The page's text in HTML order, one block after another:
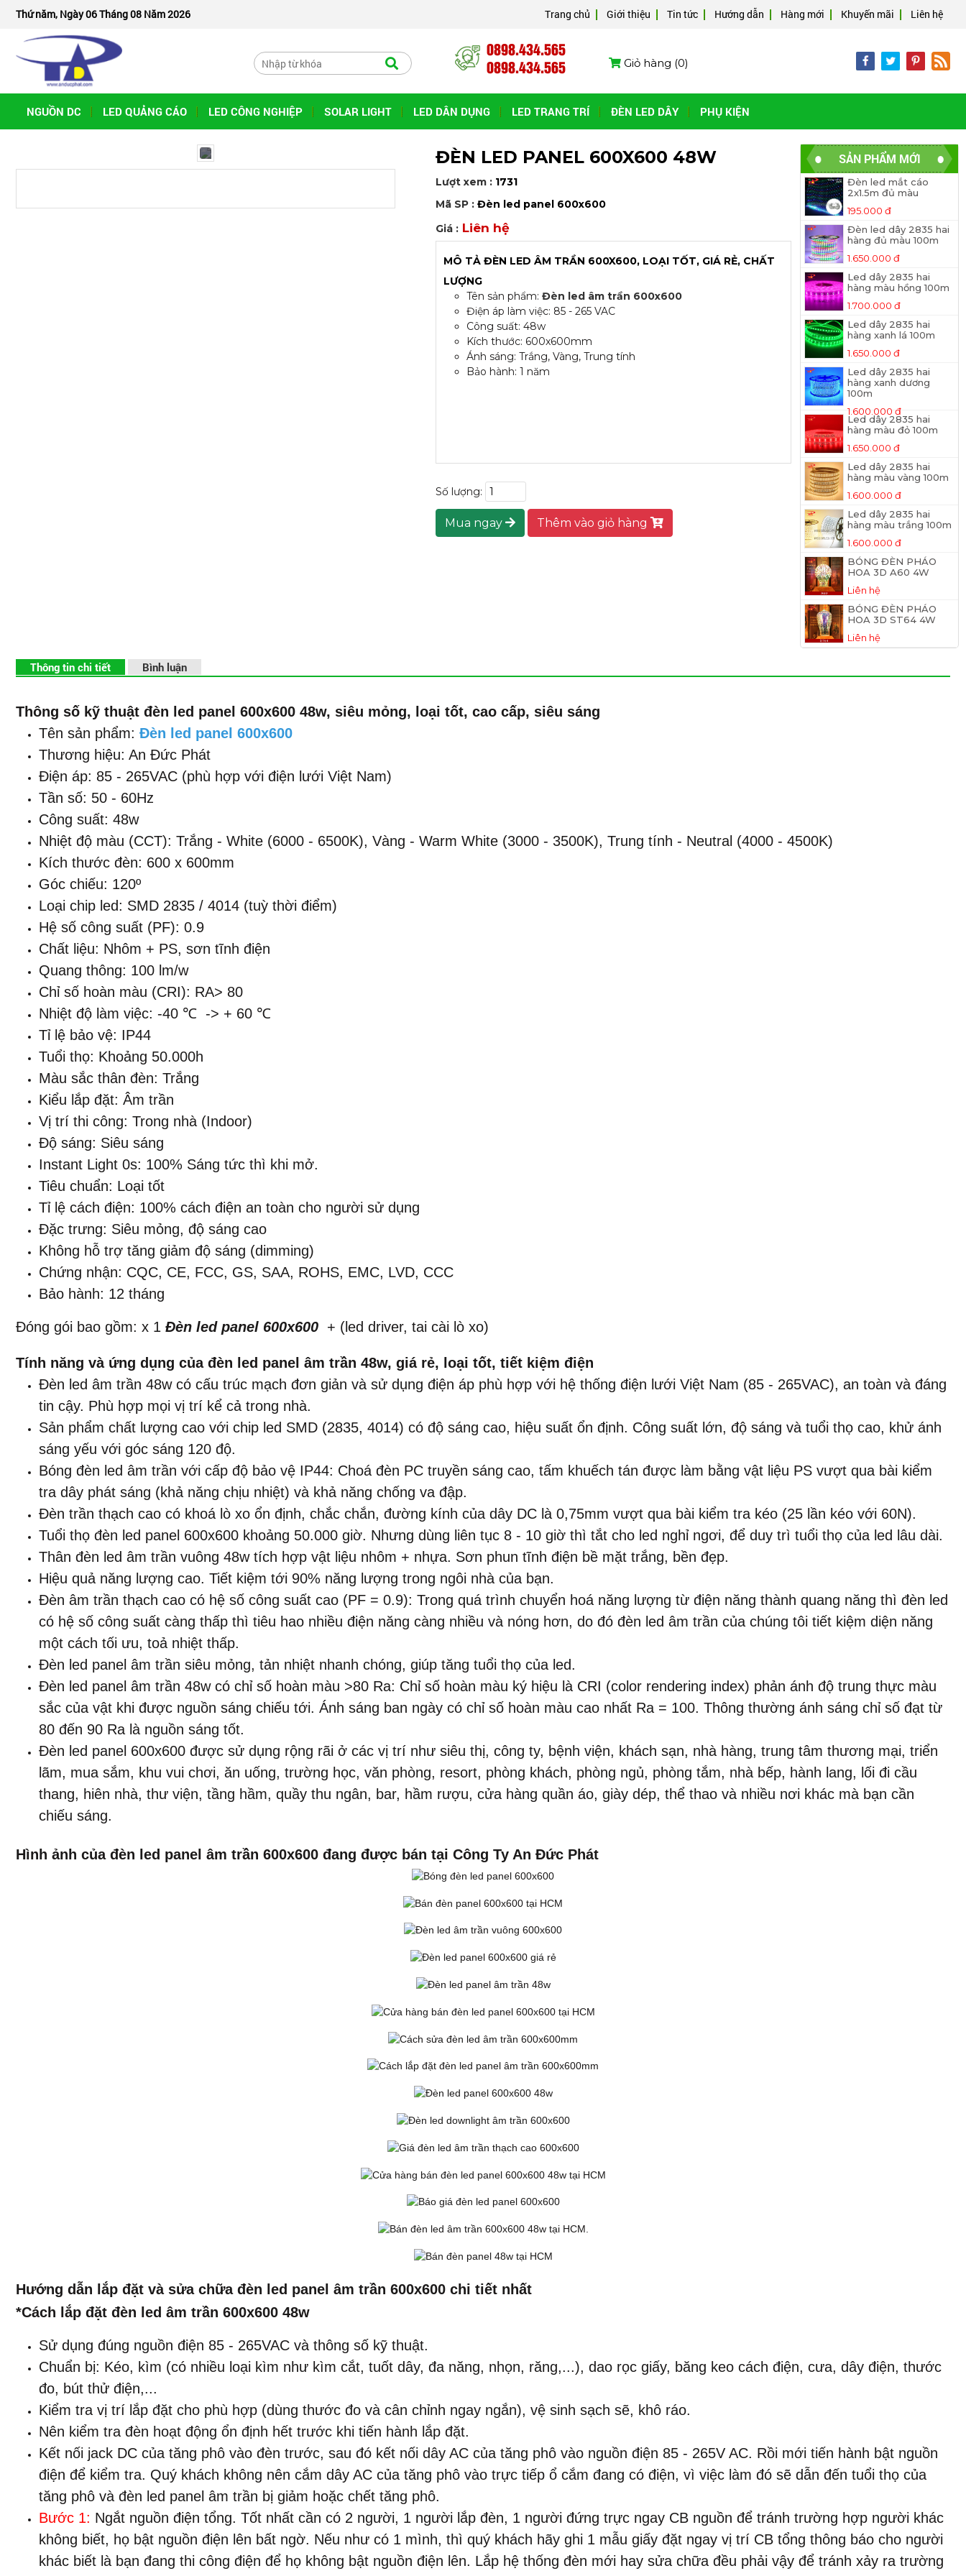
Thứ năm, Ngày 06 Tháng 08 Năm 2026 Trang chủ Giới thiệu Tin tức Hướng dẫn Hàng mới Khuyến mãi Liên hệ
0898.434.565
0898.434.565
Giỏ hàng (0)
NGUỒN DC LED QUẢNG CÁO LED CÔNG NGHIỆP SOLAR LIGHT LED DÂN DỤNG LED TRANG TRÍ ĐÈN LED DÂY PHỤ KIỆN
ĐÈN LED PANEL 600X600 48W
Lượt xem : 1731
Mã SP : Đèn led panel 600x600
Giá : Liên hệ
MÔ TẢ ĐÈN LED ÂM TRẦN 600X600, LOẠI TỐT, GIÁ RẺ, CHẤT
LƯỢNG
Tên sản phẩm: Đèn led âm trần 600x600
Điện áp làm việc: 85 - 265 VAC
Công suất: 48w
Kích thước: 600x600mm
Ánh sáng: Trắng, Vàng, Trung tính
Bảo hành: 1 năm
Số lượng:
Mua ngay Thêm vào giỏ hàng
SẢN PHẨM MỚI
Đèn led mắt cáo
2x1.5m đủ màu
195.000 đ
Đèn led dây 2835 hai
hàng đủ màu 100m
1.650.000 đ
Led dây 2835 hai
hàng màu hồng 100m
1.700.000 đ
Led dây 2835 hai
hàng xanh lá 100m
1.650.000 đ
Led dây 2835 hai
hàng xanh dương
100m
1.600.000 đ
Led dây 2835 hai
hàng màu đỏ 100m
1.650.000 đ
Led dây 2835 hai
hàng màu vàng 100m
1.600.000 đ
Led dây 2835 hai
hàng màu trắng 100m
1.600.000 đ
BÓNG ĐÈN PHÁO
HOA 3D A60 4W
Liên hệ
BÓNG ĐÈN PHÁO
HOA 3D ST64 4W
Liên hệ
Thông tin chi tiết Bình luận
Thông số kỹ thuật đèn led panel 600x600 48w, siêu mỏng, loại tốt, cao cấp, siêu sáng
Tên sản phẩm: Đèn led panel 600x600
Thương hiệu: An Đức Phát
Điện áp: 85 - 265VAC (phù hợp với điện lưới Việt Nam)
Tần số: 50 - 60Hz
Công suất: 48w
Nhiệt độ màu (CCT): Trắng - White (6000 - 6500K), Vàng - Warm White (3000 - 3500K), Trung tính - Neutral (4000 - 4500K)
Kích thước đèn: 600 x 600mm
Góc chiếu: 120º
Loại chip led: SMD 2835 / 4014 (tuỳ thời điểm)
Hệ số công suất (PF): 0.9
Chất liệu: Nhôm + PS, sơn tĩnh điện
Quang thông: 100 lm/w
Chỉ số hoàn màu (CRI): RA> 80
Nhiệt độ làm việc: -40 ℃ -> + 60 ℃
Tỉ lệ bảo vệ: IP44
Tuổi thọ: Khoảng 50.000h
Màu sắc thân đèn: Trắng
Kiểu lắp đặt: Âm trần
Vị trí thi công: Trong nhà (Indoor)
Độ sáng: Siêu sáng
Instant Light 0s: 100% Sáng tức thì khi mở.
Tiêu chuẩn: Loại tốt
Tỉ lệ cách điện: 100% cách điện an toàn cho người sử dụng
Đặc trưng: Siêu mỏng, độ sáng cao
Không hỗ trợ tăng giảm độ sáng (dimming)
Chứng nhận: CQC, CE, FCC, GS, SAA, ROHS, EMC, LVD, CCC
Bảo hành: 12 tháng
Đóng gói bao gồm: x 1 Đèn led panel 600x600 + (led driver, tai cài lò xo)
Tính năng và ứng dụng của đèn led panel âm trần 48w, giá rẻ, loại tốt, tiết kiệm điện
Đèn led âm trần 48w có cấu trúc mạch đơn giản và sử dụng điện áp phù hợp với hệ thống điện lưới Việt Nam (85 - 265VAC), an toàn và đáng
tin cậy. Phù hợp mọi vị trí kể cả trong nhà.
Sản phẩm chất lượng cao với chip led SMD (2835, 4014) có độ sáng cao, hiệu suất ổn định. Công suất lớn, độ sáng và tuổi thọ cao, khử ánh
sáng yếu với góc sáng 120 độ.
Bóng đèn led âm trần với cấp độ bảo vệ IP44: Choá đèn PC truyền sáng cao, tấm khuếch tán được làm bằng vật liệu PS vượt qua bài kiểm
tra dây phát sáng (khả năng chịu nhiệt) và khả năng chống va đập.
Đèn trần thạch cao có khoá lò xo ổn định, chắc chắn, đường kính của dây DC là 0,75mm vượt qua bài kiểm tra kéo (25 lần kéo với 60N).
Tuổi thọ đèn led panel 600x600 khoảng 50.000 giờ. Nhưng dùng liên tục 8 - 10 giờ thì tắt cho led nghỉ ngơi, để duy trì tuổi thọ của led lâu dài.
Thân đèn led âm trần vuông 48w tích hợp vật liệu nhôm + nhựa. Sơn phun tĩnh điện bề mặt trắng, bền đẹp.
Hiệu quả năng lượng cao. Tiết kiệm tới 90% năng lượng trong ngôi nhà của bạn.
Đèn âm trần thạch cao có hệ số công suất cao (PF = 0.9): Trong quá trình chuyển hoá năng lượng từ điện năng thành quang năng thì đèn led
có hệ số công suất càng thấp thì tiêu hao nhiều điện năng càng nhiều và nóng hơn, do đó đèn led âm trần của chúng tôi tiết kiệm diện năng
một cách tối ưu, toả nhiệt thấp.
Đèn led panel âm trần siêu mỏng, tản nhiệt nhanh chóng, giúp tăng tuổi thọ của led.
Đèn led panel âm trần 48w có chỉ số hoàn màu >80 Ra: Chỉ số hoàn màu ký hiệu là CRI (color rendering index) phản ánh độ trung thực màu
sắc của vật khi được nguồn sáng chiếu tới. Ánh sáng ban ngày có chỉ số hoàn màu cao nhất Ra = 100. Thông thường ánh sáng chỉ số đạt từ
80 đến 90 Ra là nguồn sáng tốt.
Đèn led panel 600x600 được sử dụng rộng rãi ở các vị trí như siêu thị, công ty, bệnh viện, khách sạn, nhà hàng, trung tâm thương mại, triển
lãm, mua sắm, khu vui chơi, ăn uống, trường học, văn phòng, resort, phòng khách, phòng ngủ, phòng tắm, nhà bếp, hành lang, lối đi cầu
thang, hiên nhà, thư viện, tầng hầm, quầy thu ngân, bar, hầm rượu, cửa hàng quần áo, giày dép, thể thao và nhiều nơi khác mà bạn cần
chiếu sáng.
Hình ảnh của đèn led panel âm trần 600x600 đang được bán tại Công Ty An Đức Phát
Hướng dẫn lắp đặt và sửa chữa đèn led panel âm trần 600x600 chi tiết nhất
*Cách lắp đặt đèn led âm trần 600x600 48w
Sử dụng đúng nguồn điện 85 - 265VAC và thông số kỹ thuật.
Chuẩn bị: Kéo, kìm (có nhiều loại kìm như kìm cắt, tuốt dây, đa năng, nhọn, răng,...), dao rọc giấy, băng keo cách điện, cưa, dây điện, thước
đo, bút thử điện,...
Kiểm tra vị trí lắp đặt cho phù hợp (dùng thước đo và cân chỉnh ngay ngắn), vệ sinh sạch sẽ, khô ráo.
Nên kiểm tra đèn hoạt động ổn định hết trước khi tiến hành lắp đặt.
Kết nối jack DC của tăng phô vào đèn trước, sau đó kết nối dây AC của tăng phô vào nguồn điện 85 - 265V AC. Rồi mới tiến hành bật nguồn
điện để kiểm tra. Quý khách không nên cắm dây AC của tăng phô vào trực tiếp ổ cắm đang có điện, vì việc làm đó sẽ dẫn đến tuổi thọ của
tăng phô và đèn led panel âm trần bị giảm hoặc chết tăng phô.
Bước 1: Ngắt nguồn điện tổng. Tốt nhất cần có 2 người, 1 người lắp đèn, 1 người đứng trực ngay CB nguồn để tránh trường hợp người khác
không biết, họ bật nguồn điện lên bất ngờ. Nếu như có 1 mình, thì quý khách hãy ghi 1 mẫu giấy đặt ngay vị trí CB tổng thông báo cho người
khác biết là bạn đang thi công điện để họ không bật nguồn điện lên. Lắp hệ thống đèn mới hay sửa chữa đều phải vậy để tránh xảy ra trường